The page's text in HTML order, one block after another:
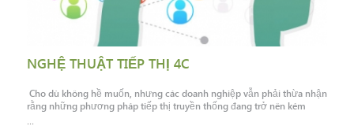
NGHỆ THUẬT TIẾP THỊ 4C
Cho dù không hề muốn, nhưng các doanh nghiệp vẫn phải thừa nhận
rằng những phương pháp tiếp thị truyền thống đang trở nên kém
...